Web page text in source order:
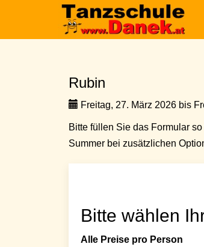
Rubin
Freitag, 27. März 2026 bis
Bitte füllen Sie das Formular
Summer bei zusätzlichen
Bitte wählen
Alle Preise pro Person